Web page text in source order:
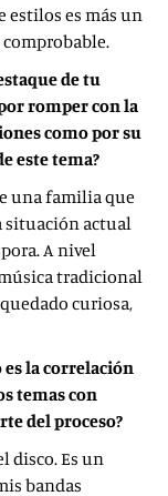
estilos es más un
de tu
romper con la
como por su
este tema?
una familia que
situación actual
A nivel
tradicional
curiosa,
la correlación
temas con
del proceso?
disco. Es un
bandas